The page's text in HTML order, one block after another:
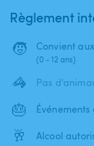
Règlement
🧒 Convient
(0 - 12 ans)
🦓 Pas
🎂 Événements
🥂 Alcool